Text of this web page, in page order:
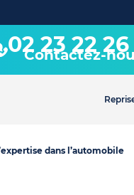
02 23 22 26
Contactez-
dans l’automobile